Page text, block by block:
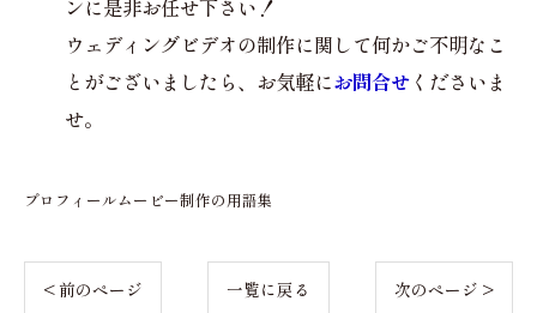
ンに是非お任せ下さい！
ウェディングビデオの制作に関して何かご不明なこ
とがございましたら、お気軽にお問合せ くださいま
せ。
プロフィールムービー制作の用語集
< 前のページ 一覧に戻る 次のページ >